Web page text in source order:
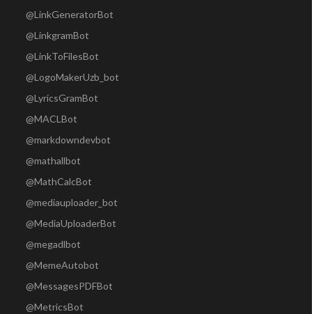
@LinkGeneratorBot
@LinkgramBot
@LinkToFilesBot
@LogoMakerUzb_bot
@LyricsGramBot
@MACLBot
@markdowndevbot
@mathallbot
@MathCalcBot
@mediauploader_bot
@MediaUploaderBot
@megadlbot
@MemeAutobot
@MessagesPDFBot
@MetricsBot